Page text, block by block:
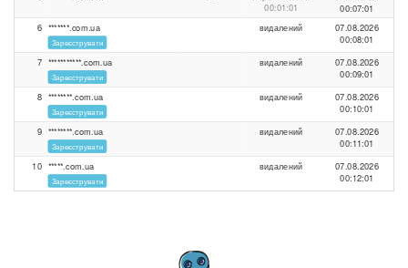
00:01:01
00:07:01
6 *******.com.ua
Зареєструвати
видалений
07.08.2026
00:08:01
7 ***********.com.ua
Зареєструвати
видалений
07.08.2026
00:09:01
8 ********.com.ua
Зареєструвати
видалений
07.08.2026
00:10:01
9 ********.com.ua
Зареєструвати
видалений
07.08.2026
00:11:01
10 *****.com.ua
Зареєструвати
видалений 07.08.2026
00:12:01